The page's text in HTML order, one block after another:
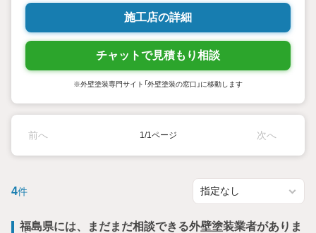
施工店の詳細
チャットで見積もり相談
※外壁塗装専門サイト「外壁塗装の窓口」に移動します
前へ 1/1ページ 次へ
4件
福島県には、まだまだ相談できる外壁塗装業者がありま